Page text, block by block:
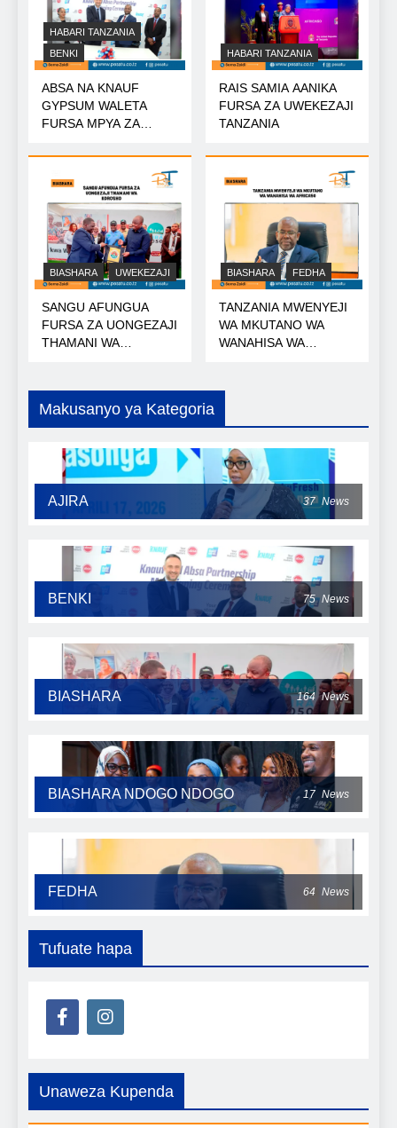
HABARI TANZANIA
BENKI
ABSA NA KNAUF
GYPSUM WALETA
FURSA MPYA ZA
HABARI TANZANIA
RAIS SAMIA AANIKA
FURSA ZA UWEKEZAJI
TANZANIA
BIASHARA UWEKEZAJI
SANGU AFUNGUA
FURSA ZA UONGEZAJI
THAMANI WA
BIASHARA FEDHA
TANZANIA MWENYEJI
WA MKUTANO WA
WANAHISA WA
Makusanyo ya Kategoria
AJIRA 37 News
BENKI 75 News
BIASHARA 164 News
BIASHARA NDOGO NDOGO 17 News
FEDHA 64 News
Tufuate hapa
Unaweza Kupenda